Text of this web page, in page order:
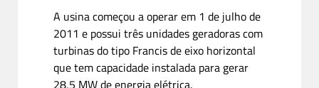
A usina começou a operar em 1 de julho de
2011 e possui três unidades geradoras com
turbinas do tipo Francis de eixo horizontal
que tem capacidade instalada para gerar